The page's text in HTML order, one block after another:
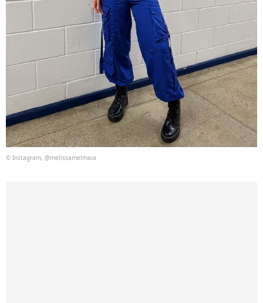
© Instagram, @melissamelmaia